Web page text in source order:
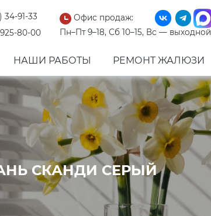
34-91-33
80-00
Офис продаж:
Пн–Пт 9–18, Сб 10–15, Вс — выходной
НАШИ РАБОТЫ РЕМОНТ ЖАЛЮЗИ
СКАНДИ СЕРЫЙ